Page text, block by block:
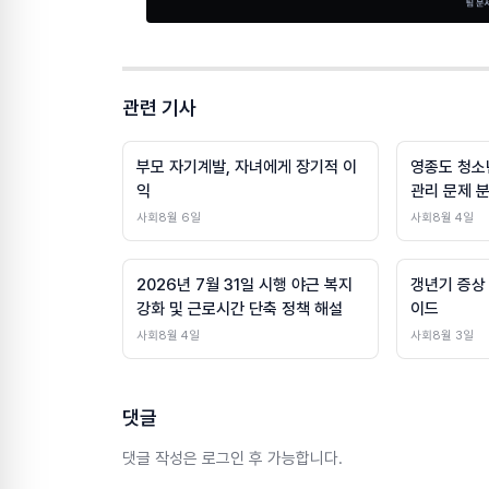
관련 기사
부모 자기계발, 자녀에게 장기적 이
익
사회 8월 6일
영종도 청
관리 문제
사회 8월 4일
2026년 7월 31일 시행 야근 복지
강화 및 근로시간 단축 정책 해설
사회 8월 4일
갱년기 증
이드
사회 8월 3일
댓글
댓글 작성은 로그인 후 가능합니다.